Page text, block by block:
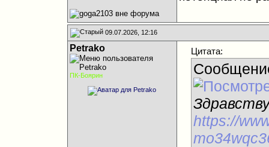
09.07.2026, 12:16
Petrako
ПК-Боярин
Цитата:
https://